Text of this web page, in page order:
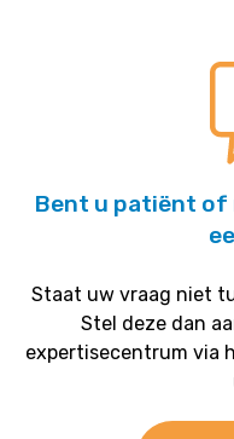
Bent u patiënt of
Staat uw vraag niet
Stel deze dan
expertisecentrum via